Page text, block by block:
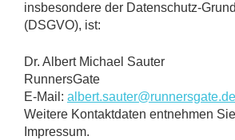
insbesondere der Datenschutz-
(DSGVO), ist:
Dr. Albert Michael Sauter
RunnersGate
E-Mail: albert.sauter@runnersgate.de
Weitere Kontaktdaten entnehmen
Impressum.